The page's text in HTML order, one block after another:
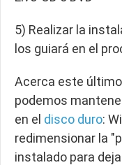
5) Realizar la
los guiará en el
Acerca este
podemos
en el disco duro:
redimensionar la
instalado para